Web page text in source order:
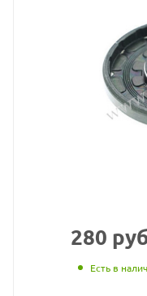
12
с
280
Есть в